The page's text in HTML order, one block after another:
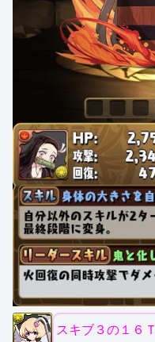
スキブ３の１６